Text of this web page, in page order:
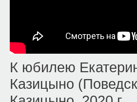
К юбилею
Казицыно